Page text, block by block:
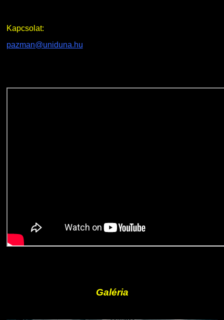
Kapcsolat:
pazman@uniduna.hu
Galéria